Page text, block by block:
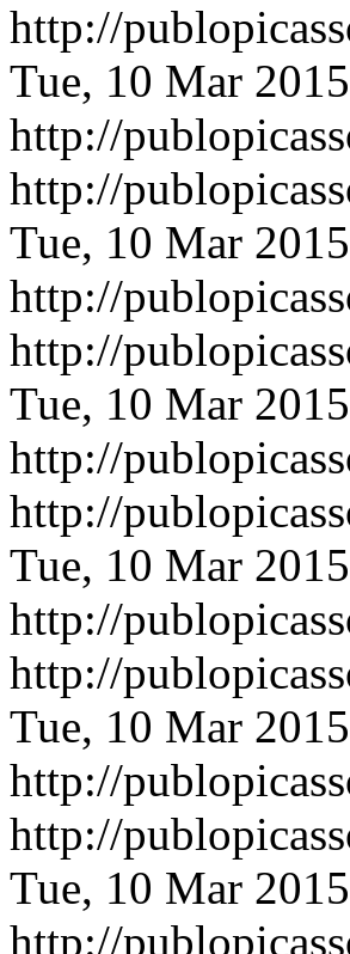
http://
Tue, 10 Mar
http://
http://
Tue, 10 Mar
http://
http://
Tue, 10 Mar
http://
http://
Tue, 10 Mar
http://
http://
Tue, 10 Mar
http://
http://
Tue, 10 Mar
http://